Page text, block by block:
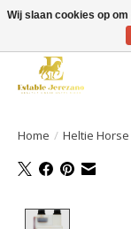
Gratis verzending
Home / Heltie
Wij slaan cookies op